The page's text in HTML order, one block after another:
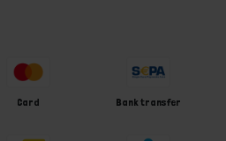
Card Bank transfer